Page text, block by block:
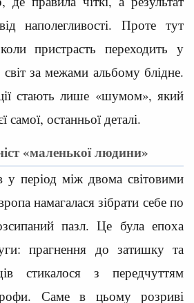
наполегливості. Проте тут
пристрасть переходить у
за межами альбому блідне.
стають лише «шумом», який
самої, останньої деталі.
«маленької людини»
у період між двома світовими
намагалася зібрати себе по
пазл. Це була епоха
прагнення до затишку та
стикалося з передчуттям
Саме в цьому розриві